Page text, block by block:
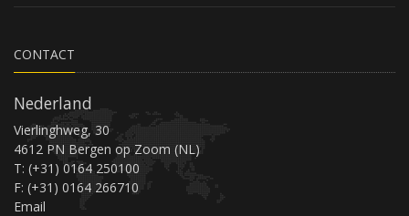
CONTACT
Nederland
Vierlinghweg, 30
4612 PN Bergen op Zoom (NL)
T: (+31) 0164 250100
F: (+31) 0164 266710
Email